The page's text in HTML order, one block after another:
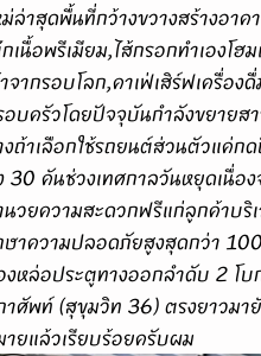
ม่ล่าสุดพื้นที่กว้างขวางสร้างอ
กเนื้อพรีเมียม,ไส้กรอกทำเอง
จากรอบโลก,คาเฟ่เสิร์ฟเครื่อ
บครัวโดยปัจจุบันกำลังขยายส
งถ้าเลือกใช้รถยนต์ส่วนตัวแค่
30 คันช่วงเทศกาลวันหยุดเนื่อ
วยความสะดวกฟรีแก่ลูกค้าบริ
าความปลอดภัยสูงสุดกว่า
หล่อประตูทางออกลำดับ 2 โบ
าศัพท์ (สุขุมวิท 36) ตรงยาวม
ยแล้วเรียบร้อยครับผม